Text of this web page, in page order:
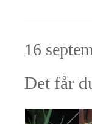
16
Det får